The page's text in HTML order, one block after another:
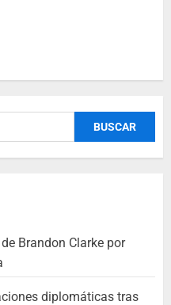
Brandon Clarke por
diplomáticas tras